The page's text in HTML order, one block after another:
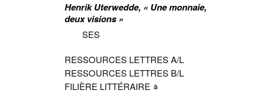
Henrik Uterwedde, « Une monnaie,
deux visions »
SES
RESSOURCES LETTRES A/L
RESSOURCES LETTRES B/L
FILIÈRE LITTÉRAIRE